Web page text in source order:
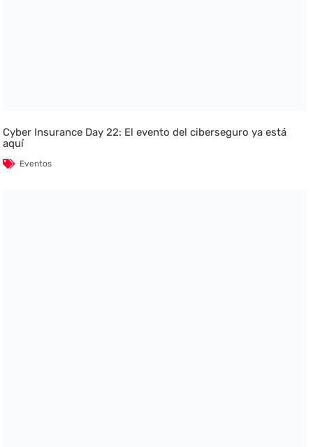
Cyber Insurance Day 22: El evento del ciberseguro ya está
aquí
Eventos